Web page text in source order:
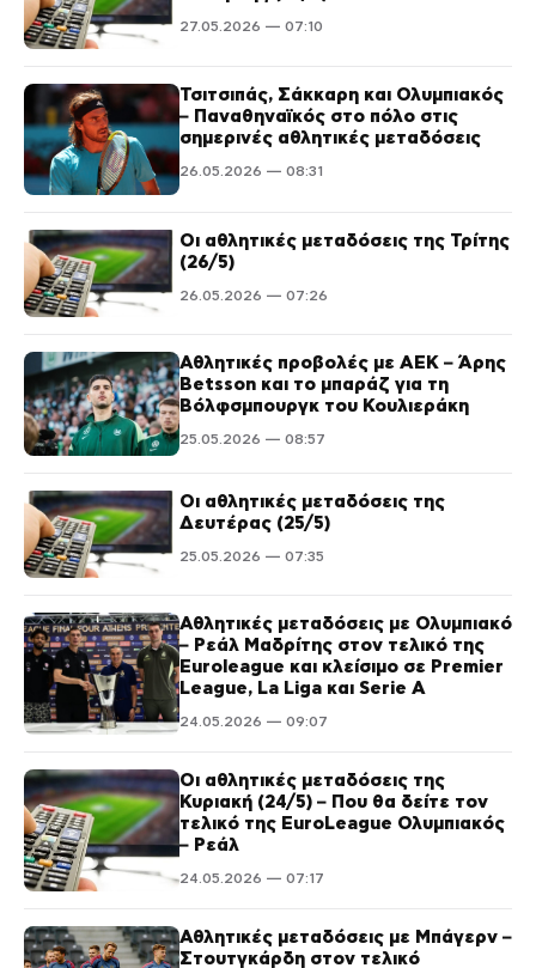
27.05.2026 — 07:10
Τσιτσιπάς, Σάκκαρη και Ολυμπιακός
– Παναθηναϊκός στο πόλο στις
σημερινές αθλητικές μεταδόσεις
26.05.2026 — 08:31
Οι αθλητικές μεταδόσεις της Τρίτης
(26/5)
26.05.2026 — 07:26
Αθλητικές προβολές με ΑΕΚ – Άρης
Betsson και το μπαράζ για τη
Βόλφσμπουργκ του Κουλιεράκη
25.05.2026 — 08:57
Οι αθλητικές μεταδόσεις της
Δευτέρας (25/5)
25.05.2026 — 07:35
Αθλητικές μεταδόσεις με Ολυμπιακό
– Ρεάλ Μαδρίτης στον τελικό της
Euroleague και κλείσιμο σε Premier
League, La Liga και Serie A
24.05.2026 — 09:07
Οι αθλητικές μεταδόσεις της
Κυριακή (24/5) – Που θα δείτε τον
τελικό της EuroLeague Ολυμπιακός
– Ρεάλ
24.05.2026 — 07:17
Αθλητικές μεταδόσεις με Μπάγερν –
Στουτγκάρδη στον τελικό